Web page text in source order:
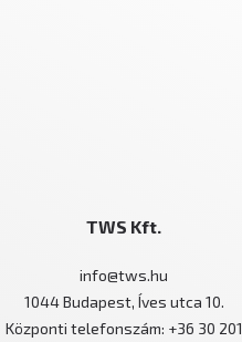
TWS Kft.
info@tws.hu
1044 Budapest, Íves utca 10.
Központi telefonszám: +36 30 201